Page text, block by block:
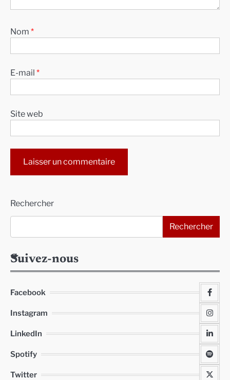
Nom *
E-mail *
Site web
Rechercher
Rechercher
Suivez-nous
Facebook
Instagram
LinkedIn
Spotify
Twitter